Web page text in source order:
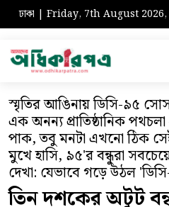
ঢাকা | Friday, 7th August
স্মৃতির আঙিনায় ডিসি-৯৫
এক অনন্য প্রাতিষ্ঠানিক
পাক, তবু মনটা এখনো ঠিক
মুখে হাসি, ৯৫'র বন্ধুরা
দেখা: যেভাবে গড়ে উঠল
তিন দশকের অটুট